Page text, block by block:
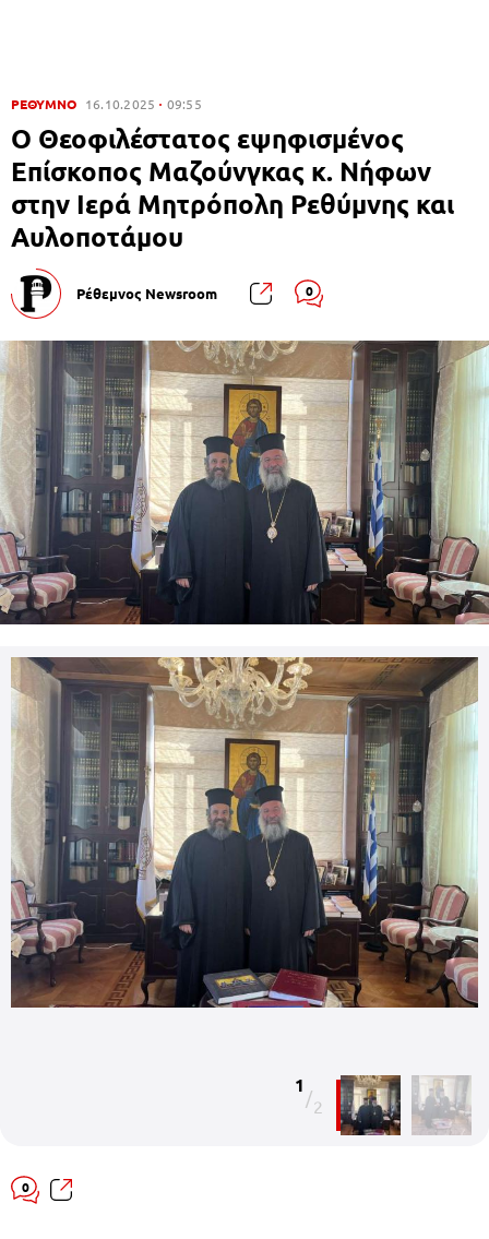
ΡΕΘΥΜΝΟ 16.10.2025 09:55
Ο Θεοφιλέστατος εψηφισμένος
Επίσκοπος Μαζούνγκας κ. Νήφων
στην Ιερά Μητρόπολη Ρεθύμνης και
Αυλοποτάμου
Ρέθεμνος Newsroom 0
1
/2
0